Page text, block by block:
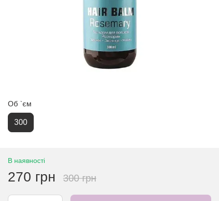
Об `єм
300
В наявності
270 грн 300 грн